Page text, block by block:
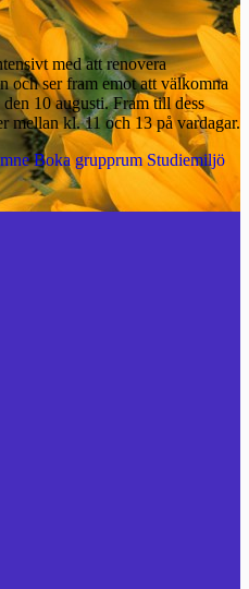
med att renovera
och ser fram emot att välkomna
10 augusti. Fram till dess
mellan kl. 11 och 13 på vardagar.
Boka grupprum Studiemiljö